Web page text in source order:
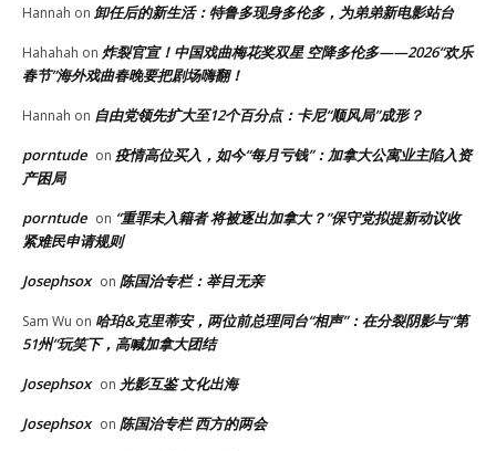
Hannah on 卸任后的新生活：特鲁多现身多伦多，为弟弟新电影站台
Hahahah on 炸裂官宣！中国戏曲梅花奖双星 空降多伦多——2026“欢乐
春节”海外戏曲春晚要把剧场嗨翻！
Hannah on 自由党领先扩大至12个百分点：卡尼“顺风局”成形？
porntude on 疫情高位买入，如今“每月亏钱”：加拿大公寓业主陷入资
产困局
porntude on “重罪未入籍者 将被逐出加拿大？”保守党拟提新动议收
紧难民申请规则
Josephsox on 陈国治专栏：举目无亲
Sam Wu on 哈珀&克里蒂安，两位前总理同台“相声”：在分裂阴影与“第
51州”玩笑下，高喊加拿大团结
Josephsox on 光影互鉴 文化出海
Josephsox on 陈国治专栏 西方的两会